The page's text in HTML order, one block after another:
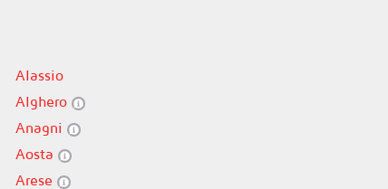
Alassio
Alghero
Anagni
Aosta
Arese